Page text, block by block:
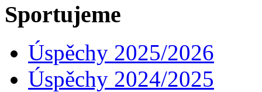
Sportujeme
Úspěchy 2025/2026
Úspěchy 2024/2025